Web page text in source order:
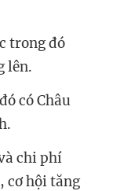
trong đó
lên.
có Châu
chi phí
cơ hội tăng